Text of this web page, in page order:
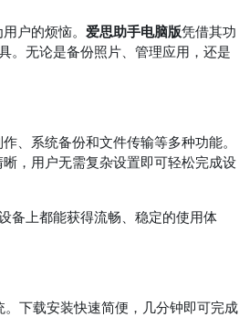
户的烦恼。爱思助手电脑版凭借其功
。无论是备份照片、管理应用，还是
、系统备份和文件传输等多种功能。
，用户无需复杂设置即可轻松完成设
备上都能获得流畅、稳定的使用体
。下载安装快速简便，几分钟即可完成